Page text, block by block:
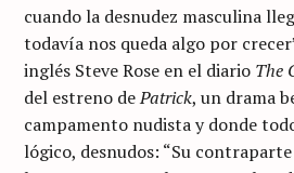
cuando la desnudez masculina
todavía nos queda algo por
inglés Steve Rose en el diario The
del estreno dePatrick, un drama
campamento nudista y donde
lógico, desnudos: “Su